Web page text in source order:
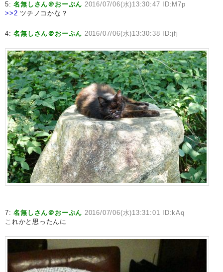
5:名無しさん＠おーぷん 2016/07/06(水)13:30:47 ID:M7p
>>2 ツチノコかな？
4:名無しさん＠おーぷん 2016/07/06(水)13:30:38 ID:jfj
7:名無しさん＠おーぷん 2016/07/06(水)13:31:01 ID:kAq
これかと思ったんに